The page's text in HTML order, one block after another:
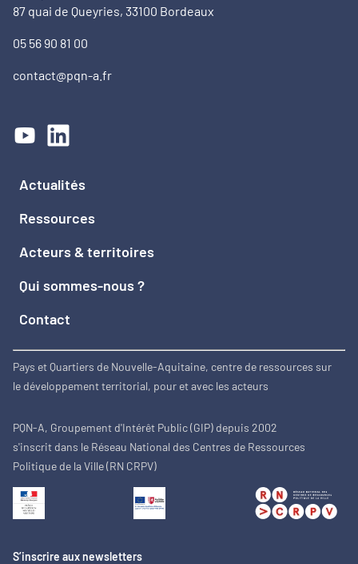
87 quai de Queyries, 33100 Bordeaux
05 56 90 81 00
contact@pqn-a.fr
Actualités
Ressources
Acteurs & territoires
Qui sommes-nous ?
Contact
Pays et Quartiers de Nouvelle-Aquitaine, centre de ressources sur
le développement territorial, pour et avec les acteurs
PQN-A, Groupement d'Intérêt Public (GIP) depuis 2002
s'inscrit dans le Réseau National des Centres de Ressources
Politique de la Ville (RN CRPV)
S’inscrire aux newsletters